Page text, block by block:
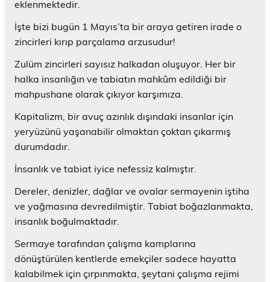
eklenmektedir.
İşte bizi bugün 1 Mayıs’ta bir araya getiren irade o
zincirleri kırıp parçalama arzusudur!
Zulüm zincirleri sayısız halkadan oluşuyor. Her bir
halka insanlığın ve tabiatın mahkûm edildiği bir
mahpushane olarak çıkıyor karşımıza.
Kapitalizm, bir avuç azınlık dışındaki insanlar için
yeryüzünü yaşanabilir olmaktan çoktan çıkarmış
durumdadır.
İnsanlık ve tabiat iyice nefessiz kalmıştır.
Dereler, denizler, dağlar ve ovalar sermayenin iştiha
ve yağmasına devredilmiştir. Tabiat boğazlanmakta,
insanlık boğulmaktadır.
Sermaye tarafından çalışma kamplarına
dönüştürülen kentlerde emekçiler sadece hayatta
kalabilmek için çırpınmakta, şeytani çalışma rejimi